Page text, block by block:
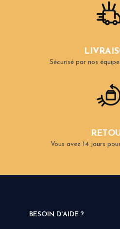
Sécurisé par nos
Vous avez 14 jours
BESOIN D'AIDE ?